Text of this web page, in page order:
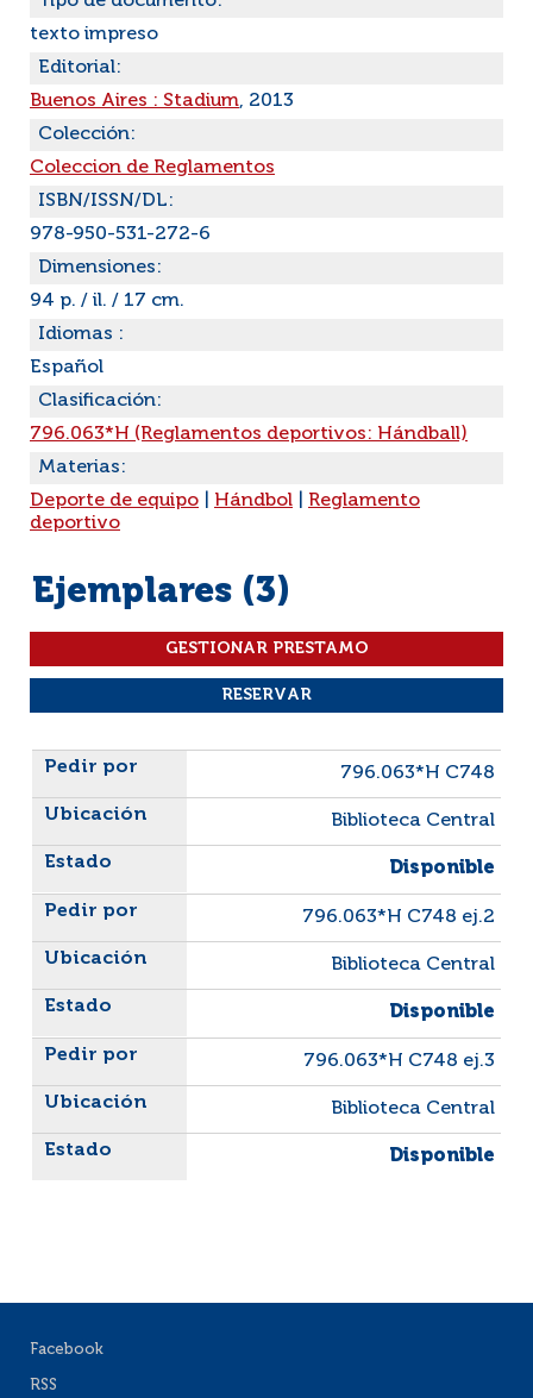
texto impreso
Editorial:
Buenos Aires : Stadium, 2013
Colección:
Coleccion de Reglamentos
ISBN/ISSN/DL:
978-950-531-272-6
Dimensiones:
94 p. / il. / 17 cm.
Idiomas :
Español
Clasificación:
796.063*H (Reglamentos deportivos: Hándball)
Materias:
Deporte de equipo
Hándbol
Reglamento
deportivo
Ejemplares (3)
Liste des exemplaires
796.063*H C748
Biblioteca Central
Disponible
796.063*H C748 ej.2
Biblioteca Central
Disponible
796.063*H C748 ej.3
Biblioteca Central
Disponible
Facebook
RSS